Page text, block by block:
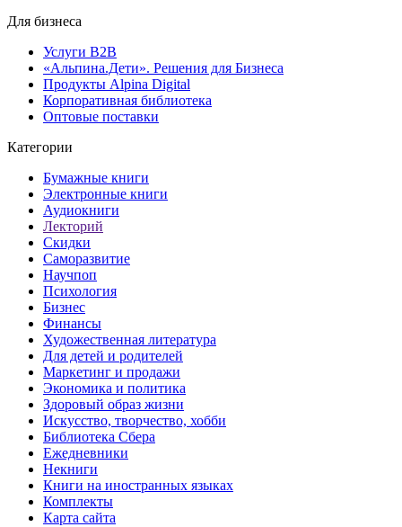
Для бизнеса
Услуги B2B
«Альпина.Дети». Решения для Бизнеса
Продукты Alpina Digital
Корпоративная библиотека
Оптовые поставки
Категории
Бумажные книги
Электронные книги
Аудиокниги
Лекторий
Скидки
Саморазвитие
Научпоп
Психология
Бизнес
Финансы
Художественная литература
Для детей и родителей
Маркетинг и продажи
Экономика и политика
Здоровый образ жизни
Искусство, творчество, хобби
Библиотека Сбера
Ежедневники
Некниги
Книги на иностранных языках
Комплекты
Карта сайта